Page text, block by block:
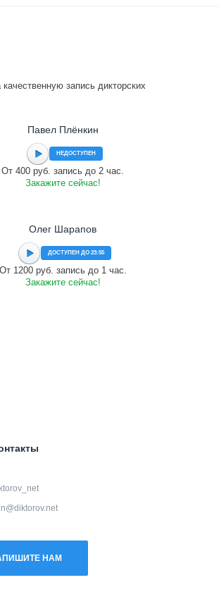
запись дикторских
Павел Плёнкин
НЕДОСТУПЕН
От 400 руб. запись до 2 час.
Закажите сейчас!
Олег Шарапов
ДОСТУПЕН ДО 23:55
От 1200 руб. запись до 1 час.
Закажите сейчас!
НАМ